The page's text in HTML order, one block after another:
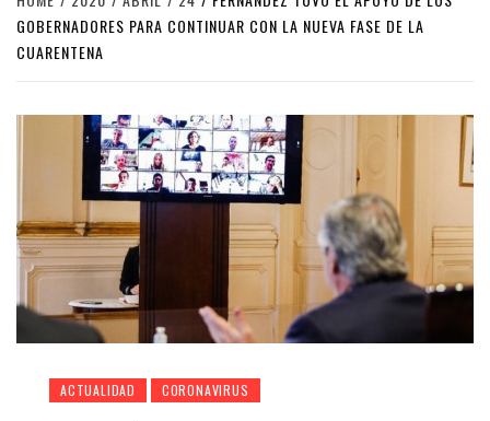
GOBERNADORES PARA CONTINUAR CON LA NUEVA FASE DE LA
CUARENTENA
ACTUALIDAD CORONAVIRUS